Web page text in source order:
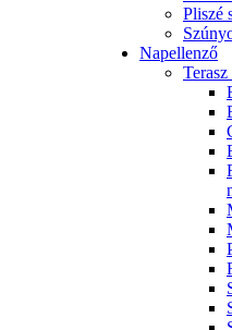
Pliszé
Napellenző